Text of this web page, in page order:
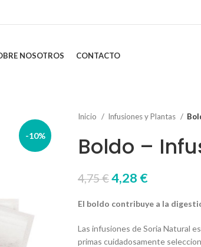
NOSOTROS CONTACTO
-10%
Inicio Infusiones y Plantas
Boldo –
4,75€El
original
era:
4,75 €.
4,28 €
actual
es:
4,28 €.
El boldo contribuye a la
Las infusiones de Soria Natural
primas cuidadosamente